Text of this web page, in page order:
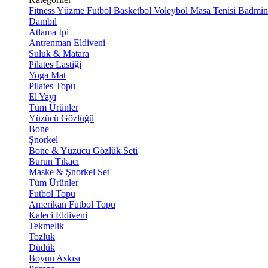
FitnessYüzme Futbol Basketbol Voleybol Masa Tenisi
Dambıl
Atlama İpi
Antrenman Eldiveni
Suluk & Matara
Pilates Lastiği
Yoga Mat
Pilates Topu
El Yayı
Tüm Ürünler
Yüzücü Gözlüğü
Bone
Şnorkel
Bone & Yüzücü Gözlük Seti
Burun Tıkacı
Maske & Şnorkel Set
Tüm Ürünler
Futbol Topu
Amerikan Futbol Topu
Kaleci Eldiveni
Tekmelik
Tozluk
Düdük
Boyun Askısı